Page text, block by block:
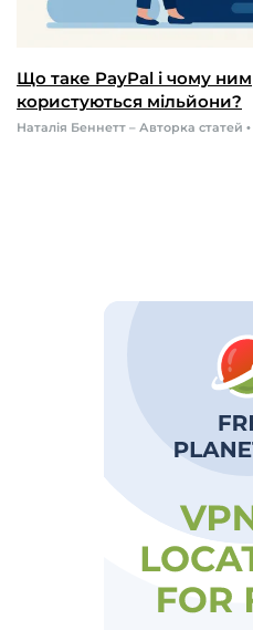
Що таке PayPal і чому ним
користуються мільйони?
Наталія Беннетт – Авторка статей •